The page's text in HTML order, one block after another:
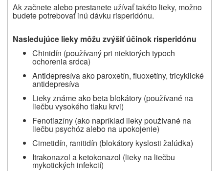
Ak začnete alebo prestanete užívať takéto lieky, možno
budete potrebovať inú dávku risperidónu.
Nasledujúce lieky môžu zvýšiť účinok risperidónu
Chinidín (používaný pri niektorých typoch
ochorenia srdca)
Antidepresíva ako paroxetín, fluoxetíny, tricyklické
antidepresíva
Lieky známe ako beta blokátory (používané na
liečbu vysokého tlaku krvi)
Fenotiazíny (ako napríklad lieky používané na
liečbu psychóz alebo na upokojenie)
Cimetidín, ranitidín (blokátory kyslosti žalúdka)
Itrakonazol a ketokonazol (lieky na liečbu
mykotických infekcií)